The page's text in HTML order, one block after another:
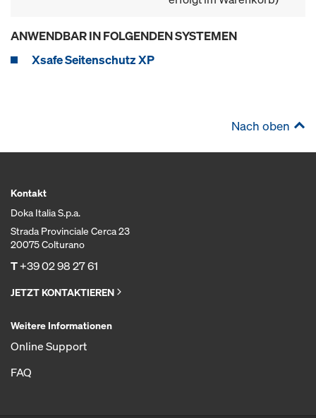
ANWENDBAR IN FOLGENDEN SYSTEMEN
Xsafe Seitenschutz XP
Nach oben
Kontakt
Doka Italia S.p.a.
Strada Provinciale Cerca 23
20075 Colturano
T+39 02 98 27 61
JETZT KONTAKTIEREN
Weitere Informationen
Online Support
FAQ